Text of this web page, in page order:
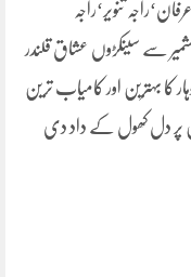
تنویر‘راجہ
سے سینکڑوں عشاق قلندر
کا بہترین اور کامیاب ترین
پر دل کھول کے داد دی